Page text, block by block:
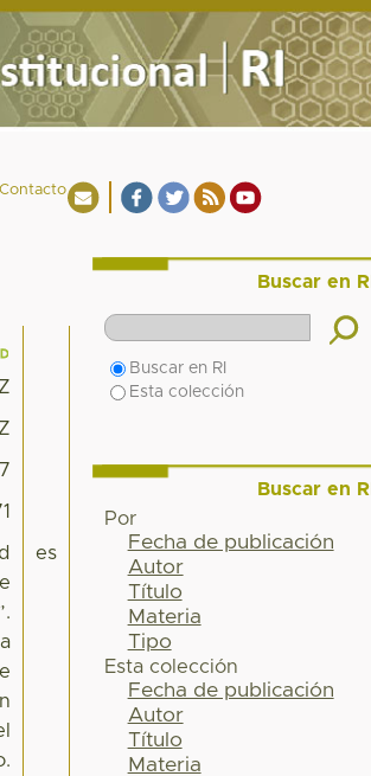
es
Buscar en RI
Buscar en RI
Esta colección
Buscar en RI
Por
Fecha de publicación
Autor
Título
Materia
Tipo
Esta colección
Fecha de publicación
Autor
Título
Materia